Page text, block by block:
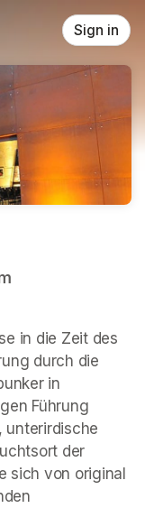
Sign in
in die Zeit des
durch die
in
Führung
unterirdische
der
sich von original